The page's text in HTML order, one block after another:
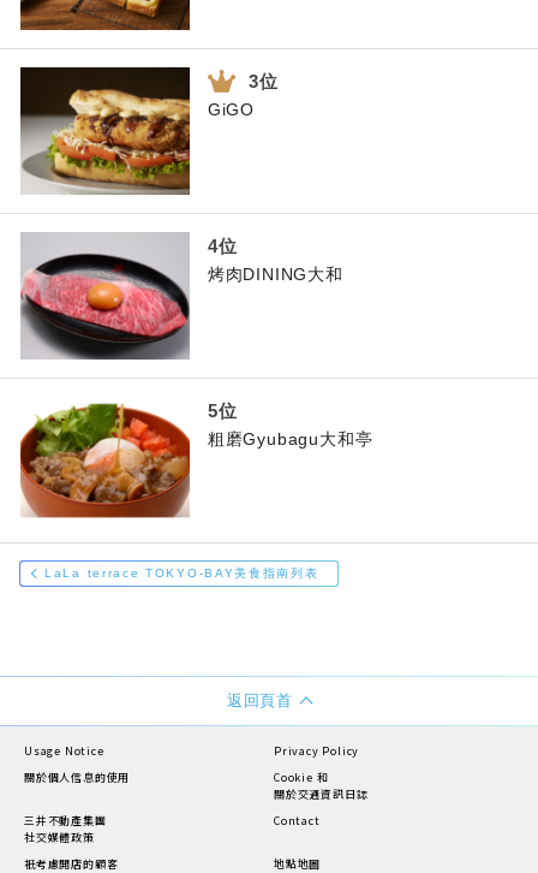
GiGO
烤肉DINING大和
粗磨Gyubagu大和亭
LaLa terrace TOKYO-BAY美食指南列表
返回頁首
Usage Notice
Privacy Policy
關於個人信息的使用
Cookie 和
關於交通資訊日誌
三井不動產集團
社交媒體政策
Contact
衹考慮開店的顧客
地點地圖